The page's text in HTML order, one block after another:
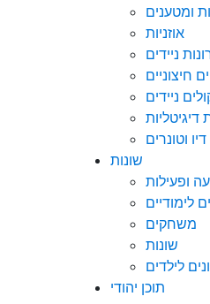
ומטענים
אוזניות
ניידים
חיצוניים
ניידים
דיגיטליות
וטונרים
שונות
ופעילות
לימודיים
משחקים
שונות
לילדים
תוכן יהודי